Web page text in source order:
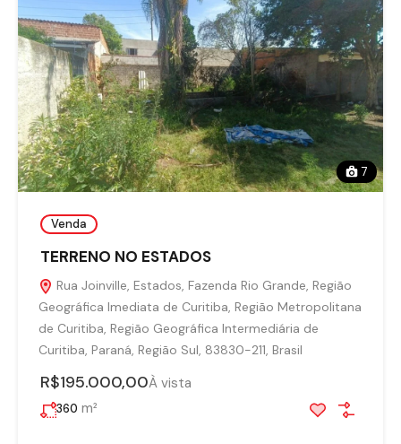
7
Venda
TERRENO NO ESTADOS
Rua Joinville, Estados, Fazenda Rio Grande, Região
Geográfica Imediata de Curitiba, Região Metropolitana
de Curitiba, Região Geográfica Intermediária de
Curitiba, Paraná, Região Sul, 83830-211, Brasil
R$195.000,00À vista
360 m²